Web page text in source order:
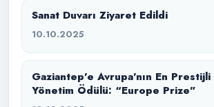
Sanat Duvarı Ziyaret Edildi
10.10.2025
Gaziantep’e Avrupa’nın En
Yönetim Ödülü: “Europe Prize”